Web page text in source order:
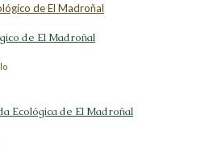
de El Madroñal
Ecológica de El Madroñal